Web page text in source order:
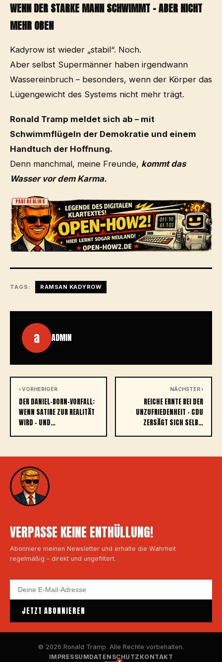
WENN DER STARKE MANN SCHWIMMT – ABER NICHT
MEHR OBEN
Kadyrow ist wieder „stabil“. Noch.
Aber selbst Supermänner haben irgendwann
Wassereinbruch – besonders, wenn der Körper das
Lügengewicht des Systems nicht mehr trägt.
Ronald Tramp meldet sich ab – mit
Schwimmflügeln der Demokratie und einem
Handtuch der Hoffnung.
Denn manchmal, meine Freunde, kommt das
Wasser vor dem Karma.
PARTNERLINK
TAGS: RAMSAN KADYROW
a ADMIN
‹ VORHERIGER
DER DANIEL-BORN-VORFALL:
WENN SATIRE ZUR REALITÄT
WIRD – UND…
NÄCHSTER ›
REICHE ERNTE BEI DER
UNZUFRIEDENHEIT – CDU
ZERSÄGT SICH SELB…
VERPASSE KEINE ENTHÜLLUNG!
Abonniere meinen Newsletter und erhalte die Wahrheit
regelmäßig – direkt und ungefiltert.
JETZT ABONNIEREN
© 2026 Ronald Tramp. Alle Rechte vorbehalten.
IMPRESSUMDATENSCHUTZ KONTAKT